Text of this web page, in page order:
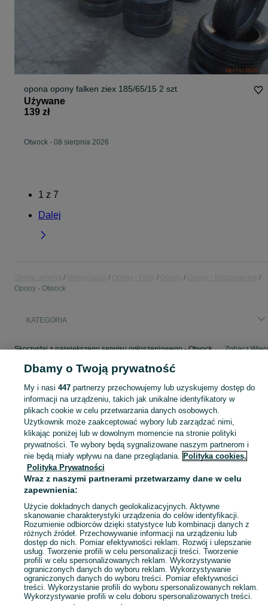
opona opony falken ziex 185/65/15 2 szt
Używane
139 zł
Otwock - 08 sierpnia 2026
1 z 7
Dalej
Opony - Otwock
KATEGORIA
Skorzystaj z największego serwisu ogłoszeniowego - Otwock i okolice! - kupuj lub sprzedawaj jeszcze wygodniej w kategorii Opony! Zobacz
Mapa kategorii
Mapa miejscowości
Mapa ministron
Popularne wyszukiwania
Dbamy o Twoją prywatność
My i nasi 447partnerzy przechowujemy lub uzyskujemy dostęp do
informacji na urządzeniu, takich jak unikalne identyfikatory w
plikach cookie w celu przetwarzania danych osobowych.
Użytkownik może zaakceptować wybory lub zarządzać nimi,
klikając poniżej lub w dowolnym momencie na stronie polityki
prywatności. Te wybory będą sygnalizowane naszym partnerom i
nie będą miały wpływu na dane przeglądania. Polityka cookies,
Polityka Prywatności
Wraz z naszymi partnerami przetwarzamy dane w celu
zapewnienia:
Użycie dokładnych danych geolokalizacyjnych. Aktywne
skanowanie charakterystyki urządzenia do celów identyfikacji.
Rozumienie odbiorców dzięki statystyce lub kombinacji danych z
różnych źródeł. Przechowywanie informacji na urządzeniu lub
dostęp do nich. Pomiar efektywności reklam. Rozwój i ulepszanie
usług. Tworzenie profili w celu personalizacji treści. Tworzenie
profili w celu spersonalizowanych reklam. Wykorzystywanie
ograniczonych danych do wyboru reklam. Wykorzystywanie
ograniczonych danych do wyboru treści. Pomiar efektywności
treści. Wykorzystanie profili do wyboru spersonalizowanych reklam.
Wykorzystywanie profili w celu doboru spersonalizowanych treści.